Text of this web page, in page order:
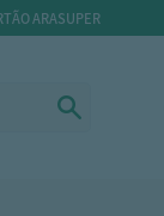
ARASUPER